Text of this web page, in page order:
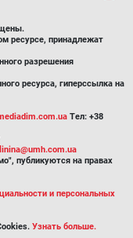
ресурсе, принадлежат
разрешения
ресурса, гиперссылка на
Тел: +38
публикуются на правах
и персональных
Узнать больше.